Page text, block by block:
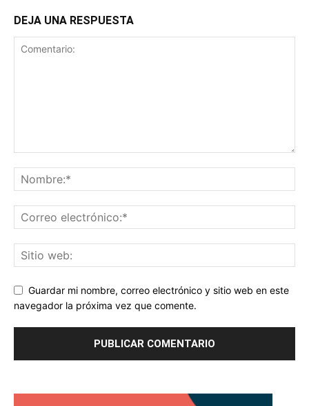
DEJA UNA RESPUESTA
Guardar mi nombre, correo electrónico y sitio web en este
navegador la próxima vez que comente.